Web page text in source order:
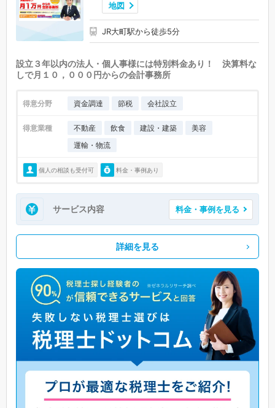
地図
JR大町駅から徒歩5分
設立３年以内の法人・個人事様には特別料金あり！ 決算料な
しで月１０，０００円からの会計事務所
得意分野 資金調達 節税 会社設立
得意業種 不動産 飲食 建設・建築
美容
運輸・物流
個人の相談も受付可 料金・事例あり
サービス内容 料金・事例を見る
詳細を見る